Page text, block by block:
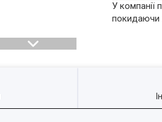
У компанії
покидаючи